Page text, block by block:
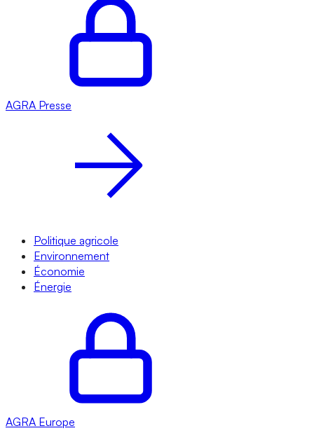
AGRA Presse
Politique agricole
Environnement
Économie
Énergie
AGRA Europe